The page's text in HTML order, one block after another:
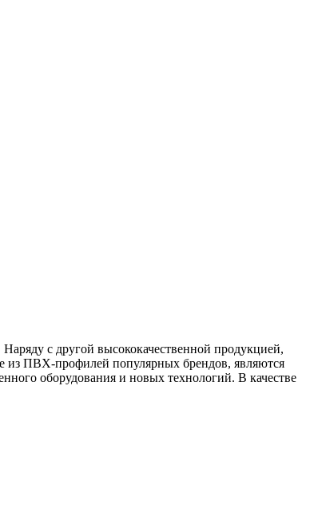
с другой высококачественной продукцией,
из ПВХ-профилей популярных брендов, являются
оборудования и новых технологий. В качестве